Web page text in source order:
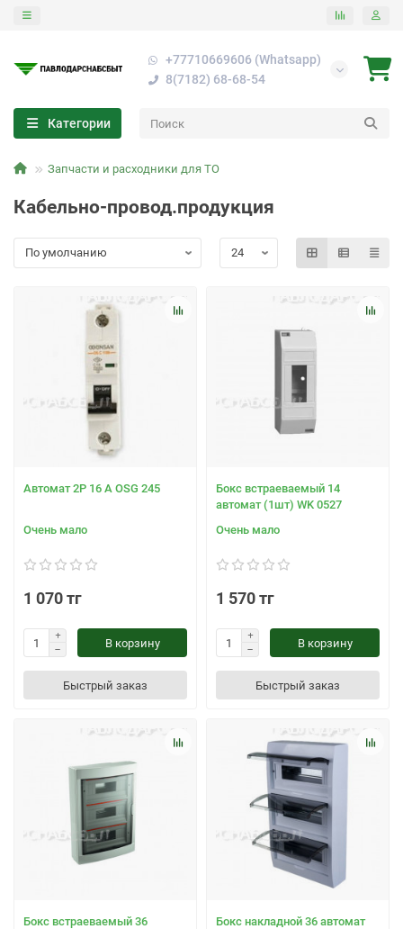
+77710669606 (Whatsapp)
8(7182) 68-68-54
Категории
Запчасти и расходники для ТО
Кабельно-провод.продукция
Автомат 2Р 16 А OSG 245
Очень мало
1 070 тг
В корзину
Быстрый заказ
Бокс встраеваемый 14
автомат (1шт) WK 0527
Очень мало
1 570 тг
В корзину
Быстрый заказ
Бокс встраеваемый 36
Бокс накладной 36 автомат